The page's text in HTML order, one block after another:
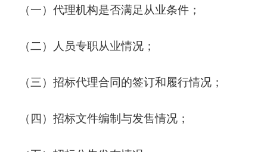
（一）代理机构是否满足从业条件；
（二）人员专职从业情况；
（三）招标代理合同的签订和履行情况；
（四）招标文件编制与发售情况；